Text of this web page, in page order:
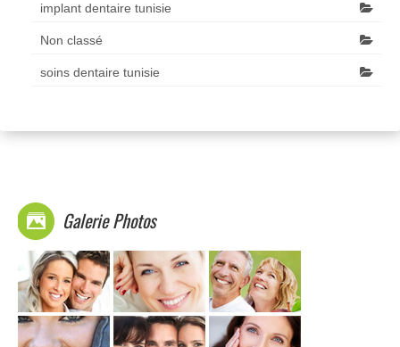
implant dentaire tunisie
Non classé
soins dentaire tunisie
Galerie Photos